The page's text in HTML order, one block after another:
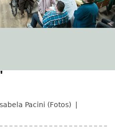
Pacini (Fotos)